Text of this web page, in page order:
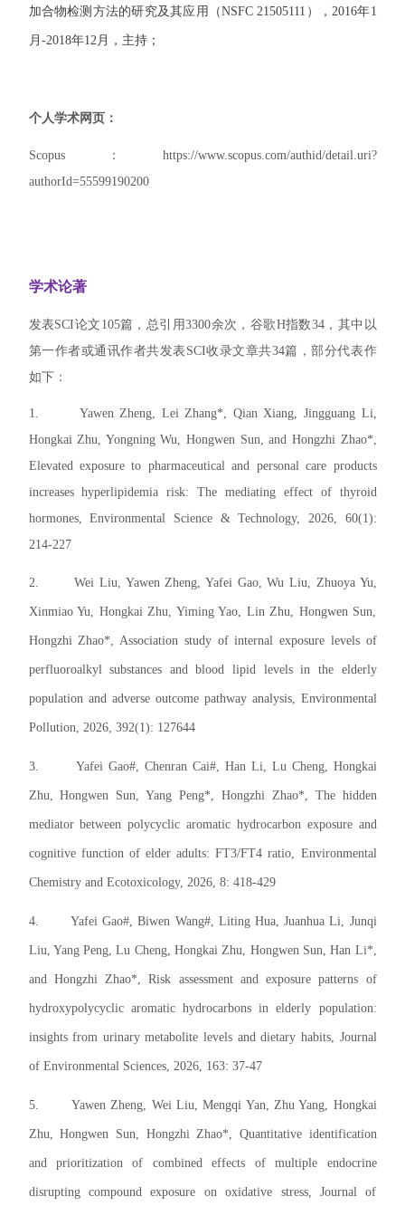
加合物检测方法的研究及其应用（NSFC 21505111），2016年1
月-2018年12月，主持；
个人学术网页：
Scopus：https://www.scopus.com/authid/detail.uri?
authorId=55599190200
学术论著
发表SCI论文105篇，总引用3300余次，谷歌H指数34，其中以
第一作者或通讯作者共发表SCI收录文章共34篇，部分代表作
如下：
1. Yawen Zheng, Lei Zhang*, Qian Xiang, Jingguang Li,
Hongkai Zhu, Yongning Wu, Hongwen Sun, and Hongzhi Zhao*,
Elevated exposure to pharmaceutical and personal care products
increases hyperlipidemia risk: The mediating effect of thyroid
hormones, Environmental Science & Technology, 2026, 60(1):
214-227
2.Wei Liu, Yawen Zheng, Yafei Gao, Wu Liu, Zhuoya Yu,
Xinmiao Yu, Hongkai Zhu, Yiming Yao, Lin Zhu, Hongwen Sun,
Hongzhi Zhao*, Association study of internal exposure levels of
perfluoroalkyl substances and blood lipid levels in the elderly
population and adverse outcome pathway analysis, Environmental
Pollution, 2026, 392(1): 127644
3. Yafei Gao#, Chenran Cai#, Han Li, Lu Cheng, Hongkai
Zhu, Hongwen Sun, Yang Peng*, Hongzhi Zhao*, The hidden
mediator between polycyclic aromatic hydrocarbon exposure and
cognitive function of elder adults: FT3/FT4 ratio, Environmental
Chemistry and Ecotoxicology, 2026, 8: 418-429
4. Yafei Gao#, Biwen Wang#, Liting Hua, Juanhua Li, Junqi
Liu, Yang Peng, Lu Cheng, Hongkai Zhu, Hongwen Sun, Han Li*,
and Hongzhi Zhao*, Risk assessment and exposure patterns of
hydroxypolycyclic aromatic hydrocarbons in elderly population:
insights from urinary metabolite levels and dietary habits, Journal
of Environmental Sciences, 2026, 163: 37-47
5. Yawen Zheng, Wei Liu, Mengqi Yan, Zhu Yang, Hongkai
Zhu, Hongwen Sun, Hongzhi Zhao*, Quantitative identification
and prioritization of combined effects of multiple endocrine
disrupting compound exposure on oxidative stress, Journal of